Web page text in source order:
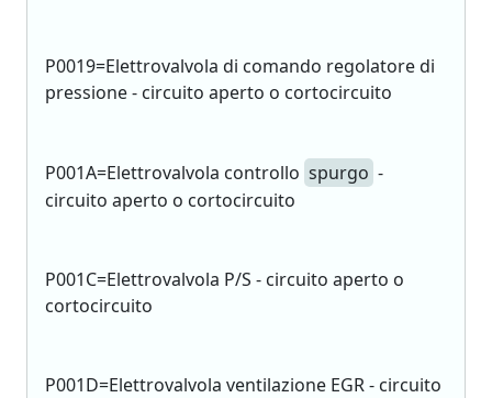
P0019=Elettrovalvola di comando regolatore di
pressione - circuito aperto o cortocircuito
P001A=Elettrovalvola controllo spurgo -
circuito aperto o cortocircuito
P001C=Elettrovalvola P/S - circuito aperto o
cortocircuito
P001D=Elettrovalvola ventilazione EGR - circuito